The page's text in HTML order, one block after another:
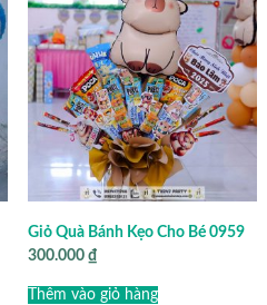
Giỏ Quà Bánh Kẹo Cho Bé 0959
300.000 ₫
Thêm vào giỏ hàng